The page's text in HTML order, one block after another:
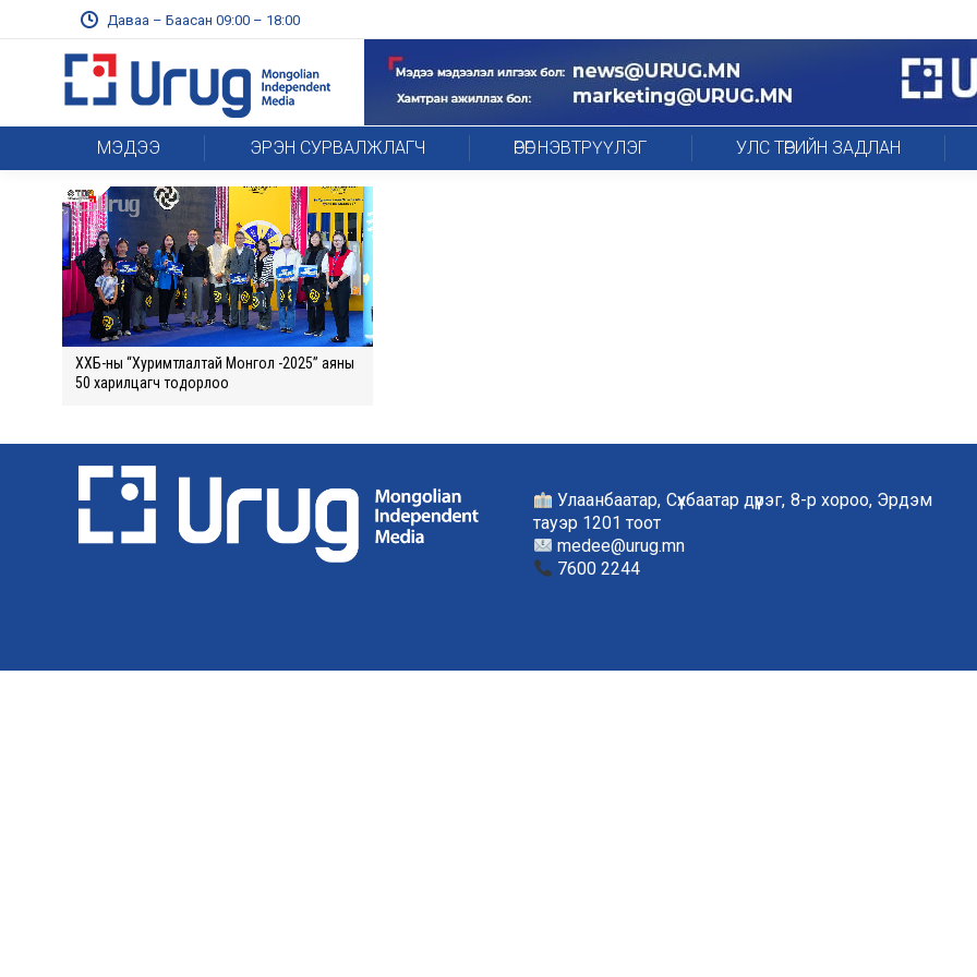
Даваа – Баасан 09:00 – 18:00
МЭДЭЭ ЭРЭН СУРВАЛЖЛАГЧ ӨРӨГ НЭВТРҮҮЛЭГ УЛС ТӨРИЙН ЗАДЛАН
ХХБ-ны “Хуримтлалтай Монгол -2025” аяны
50 харилцагч тодорлоо
Улаанбаатар, Сүхбаатар дүүрэг, 8-р хороо, Эрдэм
тауэр 1201 тоот
medee@urug.mn
7600 2244